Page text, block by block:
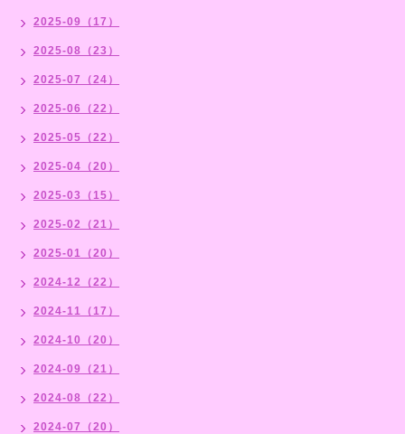
2025-09（17）
2025-08（23）
2025-07（24）
2025-06（22）
2025-05（22）
2025-04（20）
2025-03（15）
2025-02（21）
2025-01（20）
2024-12（22）
2024-11（17）
2024-10（20）
2024-09（21）
2024-08（22）
2024-07（20）